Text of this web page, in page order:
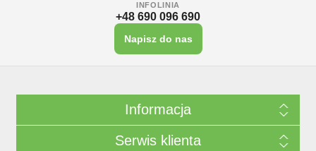
INFOLINIA
+48 690 096 690
Napisz do nas
Informacja
Serwis klienta